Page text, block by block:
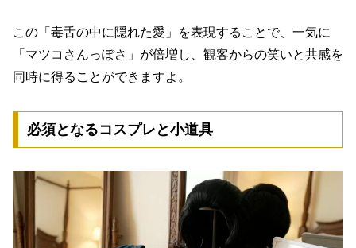
この「毒舌の中に隠れた愛」を表現することで、一気に
「マツコさんっぽさ」が倍増し、観客からの笑いと共感を
同時に得ることができますよ。
必須となるコスプレと小道具